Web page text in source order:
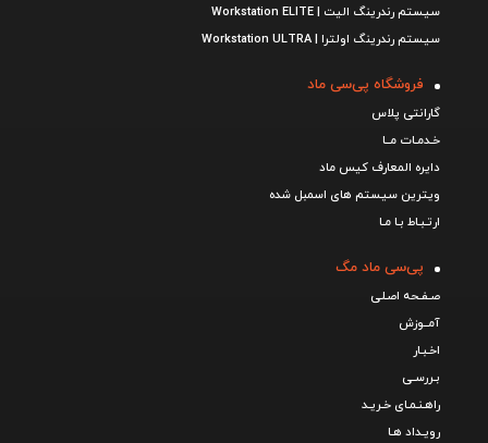
سیستم رندرینگ الیت | Workstation ELITE
سیستم رندرینگ اولترا | Workstation ULTRA
فروشگاه پی‌سی ماد
گارانتی پلاس
خـدمـات مــا
دایره المعارف کیس ماد
ویترین سیستم های اسمبل شده
ارتـبـاط بـا مـا
پی‌سی ماد مگ
صـفـحه اصـلی
آمــوزش
اخـبـار
بـررسـی
راهـنـمـای خـریـد
رویـداد هـا